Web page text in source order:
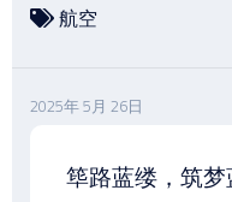
航空
2025年 5月 26日
筚路蓝缕，筑梦